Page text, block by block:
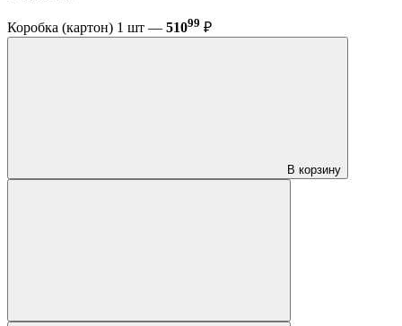
Коробка (картон) 1 шт — 51099 ₽
В корзину